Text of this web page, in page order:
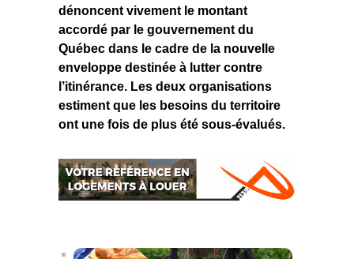
dénoncent vivement le montant
accordé par le gouvernement du
Québec dans le cadre de la nouvelle
enveloppe destinée à lutter contre
l’itinérance. Les deux organisations
estiment que les besoins du territoire
ont une fois de plus été sous-évalués.